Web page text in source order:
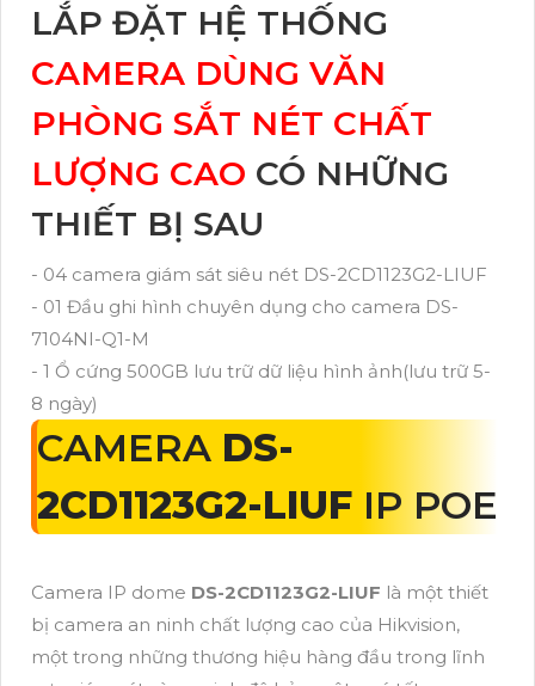
LẮP ĐẶT HỆ THỐNG
CAMERA DÙNG VĂN
PHÒNG SẮT NÉT CHẤT
LƯỢNG CAO CÓ NHỮNG
THIẾT BỊ SAU
- 04 camera giám sát siêu nét DS-2CD1123G2-LIUF
- 01 Đầu ghi hình chuyên dụng cho camera DS-
7104NI-Q1-M
- 1 Ổ cứng 500GB lưu trữ dữ liệu hình ảnh(lưu trữ 5-
8 ngày)
CAMERA DS-
2CD1123G2-LIUF IP POE
Camera IP dome DS-2CD1123G2-LIUF là một thiết
bị camera an ninh chất lượng cao của Hikvision,
một trong những thương hiệu hàng đầu trong lĩnh